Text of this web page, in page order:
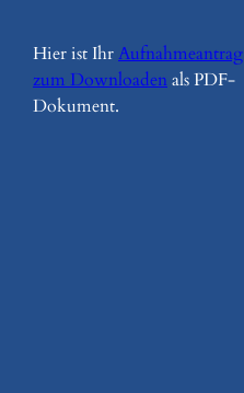
Hier ist IhrAufnahmeantrag
zum Downloadenals PDF-
Dokument.